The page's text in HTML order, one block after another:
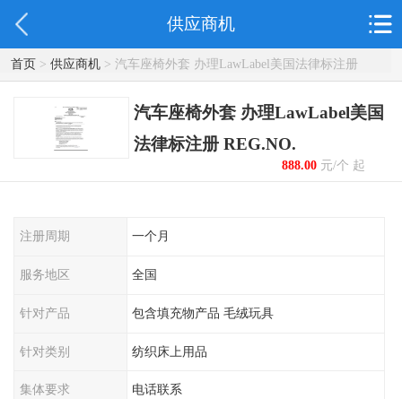
供应商机
首页> 供应商机> 汽车座椅外套 办理LawLabel美国法律标注册
REG.NO.
汽车座椅外套 办理LawLabel美国
法律标注册 REG.NO.
888.00元/个 起
注册周期 一个月
服务地区 全国
针对产品 包含填充物产品 毛绒玩具
针对类别 纺织床上用品
集体要求 电话联系